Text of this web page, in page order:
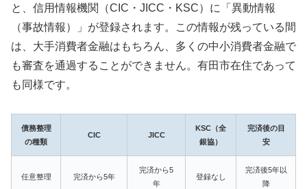
と、信用情報機関（CIC・JICC・KSC）に「異動情報
（事故情報）」が登録されます。この情報が残っている間
は、大手消費者金融はもちろん、多くの中小消費者金融で
も審査を通過することができません。有田市在住であって
も同様です。
債務整理
の種類
CIC JICC
KSC（全
銀協）
完済後の目
安
任意整理 完済から5年
完済から5
年
登録なし
完済後5年以
降